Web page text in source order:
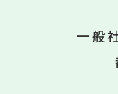
一般